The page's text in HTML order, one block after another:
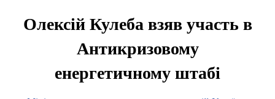
Олексій Кулеба взяв участь в
Антикризовому
енергетичному штабі